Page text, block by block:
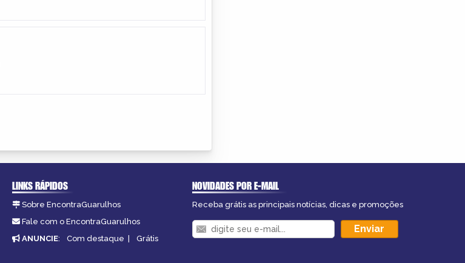
LINKS RÁPIDOS
Sobre EncontraGuarulhos
Fale com o EncontraGuarulhos
ANUNCIE: Com destaque | Grátis
NOVIDADES POR E-MAIL
Receba grátis as principais notícias, dicas e promoções